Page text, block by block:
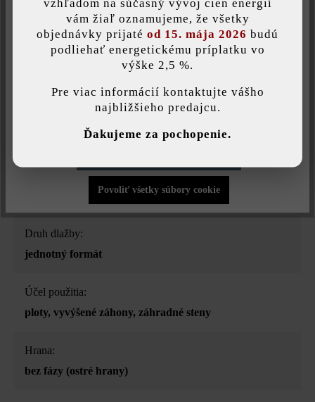
plotová a múrová tvárnica
Farba:
Povrchová štruktúra:
štruktrovaný
Druh dlažby:
jednotný formát
Účel použitia:
ploty, vyvýšené záhony, záhradné steny
Hrana:
bez fázy (ostré hrany)
Uložiť individuálne nastavenie
Táto webová stránka používa súbory cookie, aby vám ponúkla
Povoliť všetky súbory cookie
vzhľadom na súčasný vývoj cien energií
vám žiaľ oznamujeme, že všetky
objednávky prijaté od 15. mája 2026 budú
podliehať energetickému príplatku vo
výške 2,5 %.
Pre viac informácií kontaktujte vášho
najbližšieho predajcu.
Ďakujeme za pochopenie.